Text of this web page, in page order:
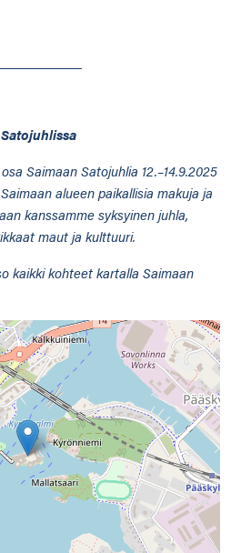
Saimaan Satojuhlia 12.–14.9.2025
alueen paikallisia makuja ja
kanssamme syksyinen juhla,
maut ja kulttuuri.
kaikki kohteet kartalla Saimaan